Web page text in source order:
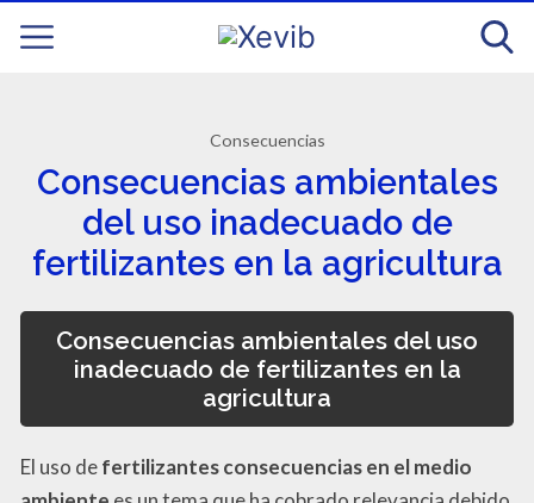
Consecuencias
Consecuencias ambientales
del uso inadecuado de
fertilizantes en la agricultura
Consecuencias ambientales del uso
inadecuado de fertilizantes en la
agricultura
El uso defertilizantes consecuencias en el medio